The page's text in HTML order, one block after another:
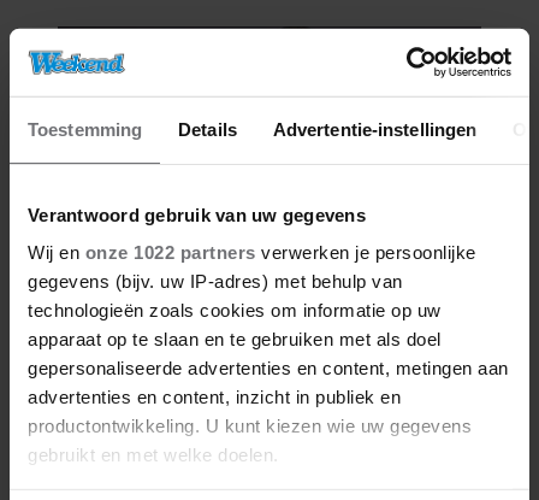
Toestemming Details Advertentie-instellingen
Verantwoord gebruik van uw gegevens
Wij en onze 1022 partners verwerken je persoonlijke
gegevens (bijv. uw IP-adres) met behulp van
technologieën zoals cookies om informatie op uw
apparaat op te slaan en te gebruiken met als doel
gepersonaliseerde advertenties en content, metingen aan
advertenties en content, inzicht in publiek en
productontwikkeling. U kunt kiezen wie uw gegevens
gebruikt en met welke doelen.
06/08/2026
NUMIDIA DROOMT GROOTS:
‘LIEFST EEN LEGER AAN
KINDEREN’